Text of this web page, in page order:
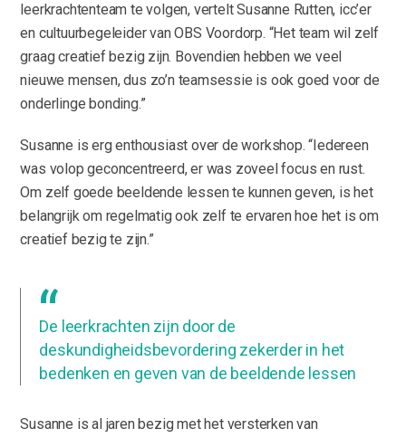
leerkrachtenteam te volgen, vertelt Susanne Rutten, icc’er
en cultuurbegeleider van OBS Voordorp. “Het team wil zelf
graag creatief bezig zijn. Bovendien hebben we veel
nieuwe mensen, dus zo’n teamsessie is ook goed voor de
onderlinge bonding.”
Susanne is erg enthousiast over de workshop. “Iedereen
was volop geconcentreerd, er was zoveel focus en rust.
Om zelf goede beeldende lessen te kunnen geven, is het
belangrijk om regelmatig ook zelf te ervaren hoe het is om
creatief bezig te zijn.”
De leerkrachten zijn door de
deskundigheidsbevordering zekerder in het
bedenken en geven van de beeldende lessen
Susanne is al jaren bezig met het versterken van